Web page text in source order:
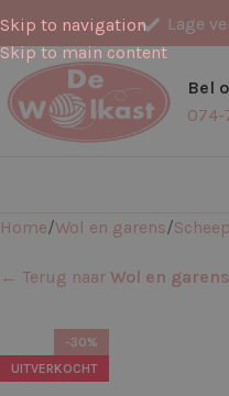
Skip to navigation
Skip to main content
Lage
Bel
074-
Home Wol en garens
← Terug naar Wol en garens
-30%
UITVERKOCHT